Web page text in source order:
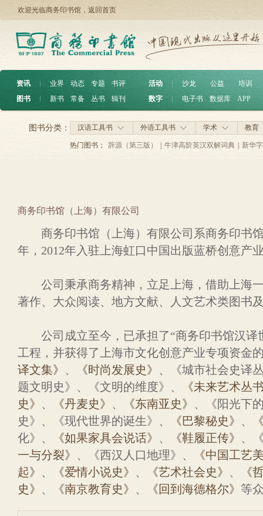
欢迎光临商务印书馆， 返回首页
资讯 ︱ 业界 动态 专题
书评
图书
︱ 新书 常备 丛书 辑刊
活动 沙龙 公益
培训
数字
电子书 数据库 APP
汉语工具书 外语工具书 学术 教育
图书分类：
热门图书： 辞源（第三版） 牛津高阶英汉双解词典 新华
商务印书馆（上海）有限公司
商务印书馆（上海）有限公司系商务印书馆
年，2012年入驻上海虹口中国出版蓝桥创意产
公司秉承商务精神，立足上海，借助上海
著作、大众阅读、地方文献、人文艺术类图书
公司成立至今，已承担了“商务印书馆汉译
工程，并获得了上海市文化创意产业专项资金
译文集》 、 《时尚发展史》 、《城市社会史译
题文明史》、《文明的维度》、
《未来艺术丛
史》 、 《丹麦史》 、 《东南亚史》 、《阳光下
史》、《现代世界的诞生》、
《巴黎秘史》 、
化》、
《如果家具会说话》 、 《鞋履正传》 、
一与分裂》 、《西汉人口地理》、
《中国工艺
起》 、 《爱情小说史》 、 《艺术社会史》 、
《
史》 、 《南京教育史》 、 《回到海德格尔》 等